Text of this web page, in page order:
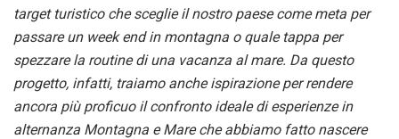
target turistico che sceglie il nostro paese come meta per
passare un week end in montagna o quale tappa per
spezzare la routine di una vacanza al mare. Da questo
progetto, infatti, traiamo anche ispirazione per rendere
ancora più proficuo il confronto ideale di esperienze in
alternanza Montagna e Mare che abbiamo fatto nascere